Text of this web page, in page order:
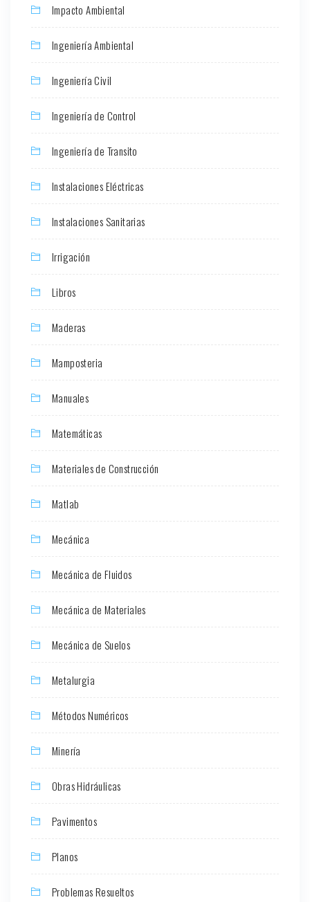
Impacto Ambiental
Ingeniería Ambiental
Ingeniería Civil
Ingeniería de Control
Ingeniería de Transito
Instalaciones Eléctricas
Instalaciones Sanitarias
Irrigación
Libros
Maderas
Mamposteria
Manuales
Matemáticas
Materiales de Construcción
Matlab
Mecánica
Mecánica de Fluidos
Mecánica de Materiales
Mecánica de Suelos
Metalurgia
Métodos Numéricos
Minería
Obras Hidráulicas
Pavimentos
Planos
Problemas Resueltos